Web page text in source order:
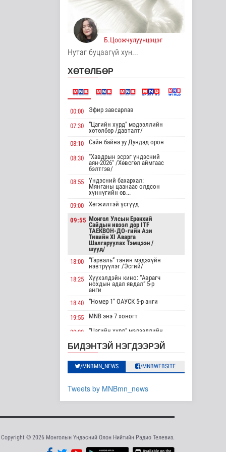
Нийгэм
3 цаг 21 минутын өмнө
Орон сууцны
залиланд 3613 иргэн
өртөж, 118 тэрбу..
Улс төр
4 цаг 37 минутын өмнө
Цөмийн эрчим
хүчний хөрөнгө
х..
Дэлхийд
4 цаг 40 минутын өмнө
цагийн хооронд
шаардлагагүй бо..
Эрүүл мэнд
4 цаг 58 минутын өмнө
мэндэлсний 120
жилийн ойд
зориулс..
Танин мэдэхүй
4 цаг 4 минутын өмнө
оршуулгын дурсгалт
газрууд Ю..
Танин мэдэхүй
4 цаг 8 минутын өмнө
улстай хөдөө аж
ахуйн салбарт өр..
Улс төр
4 цаг 13 минутын өмнө
Одон орны
судлаачид нарны
гадаргын хамгийн
Дэлхийд
Боловсролын сайд
Б.Цоожчулуунцэцэг
Нутаг буцаагүй хун...
ХӨТӨЛБӨР
00:00 Эфир завсарлав
07:30
“Цагийн хүрд” мэдээллийн
хөтөлбөр /давталт/
08:10
Сайн байна уу Дундад орон
08:30
"Хавдрын эсрэг үндэсний
аян-2026" /Хөвсгөл аймгаас
бэлтгэв/
08:55
Үндэсний бахархал:
Мянганы цаанаас олдсон
хүннүгийн өв...
09:00
Хөгжилтэй үсгүүд
09:55 Монгол Улсын Ерөнхий
Сайдын ивээл дор ITF
ТАЕКВОН-ДО-гийн Ази
Тивийн XI Аварга
Шалгаруулах Тэмцээн /
шууд/
18:00
“Гарваль” танин мэдэхүйн
нэвтрүүлэг /Эсгий/
18:25
Хүүхэлдэйн кино: “Аврагч
нохдын адал явдал” 5-р
анги
18:40
“Номер 1” ОАУСК 5-р анги
19:55 MNB энэ 7 хоногт
20:00
“Цагийн хүрд” мэдээллийн
20:40
MNB энэ 7 хоногт
20:45 Хөндөх сэдэв: Эмийн чанар
“Эргүүлэг” ОАУСК 5-р анги”
Баянхонгор аймгаас
БИДЭНТЭЙ НЭГДЭЭРЭЙ
/MNBMN_NEWS /MNBWEBSITE
Tweets by MNBmn_news
Copyright © 2026 Монголын Үндэсний Олон Нийтийн Радио Телевиз.